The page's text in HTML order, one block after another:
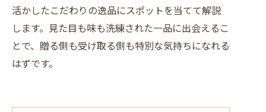
活かしたこだわりの逸品にスポットを当てて解説
します。見た目も味も洗練された一品に出会えるこ
とで、贈る側も受け取る側も特別な気持ちになれる
はずです。